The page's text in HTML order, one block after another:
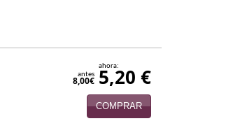
antes
8,00€
ahora:
5,20 €
COMPRAR